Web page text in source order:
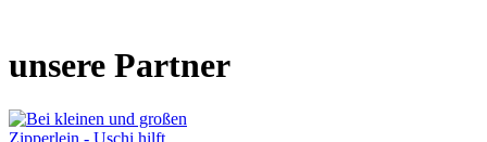
unsere Partner